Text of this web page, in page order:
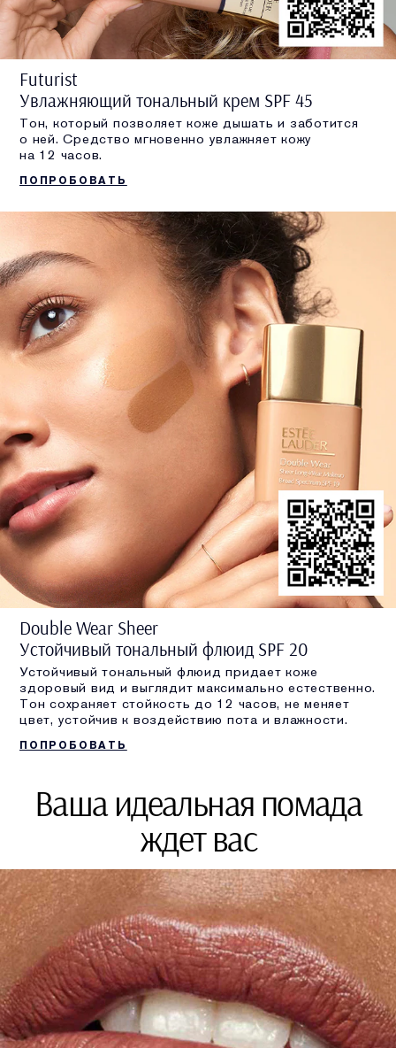
Futurist
Увлажняющий тональный крем SPF 45
Тон, который позволяет коже дышать и заботится
о ней. Средство мгновенно увлажняет кожу
на 12 часов.
ПОПРОБОВАТЬ
Double Wear Sheer
Устойчивый тональный флюид SPF 20
Устойчивый тональный флюид придает коже
здоровый вид и выглядит максимально естественно.
Тон сохраняет стойкость до 12 часов, не меняет
цвет, устойчив к воздействию пота и влажности.
ПОПРОБОВАТЬ
Ваша идеальная помада
ждет вас